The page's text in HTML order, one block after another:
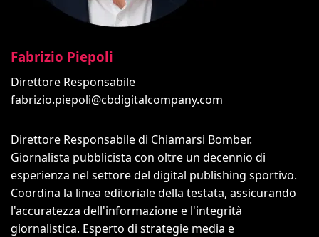
Fabrizio Piepoli
Direttore Responsabile
fabrizio.piepoli@cbdigitalcompany.com
Direttore Responsabile di Chiamarsi Bomber.
Giornalista pubblicista con oltre un decennio di
esperienza nel settore del digital publishing sportivo.
Coordina la linea editoriale della testata, assicurando
l'accuratezza dell'informazione e l'integrità
giornalistica. Esperto di strategie media e